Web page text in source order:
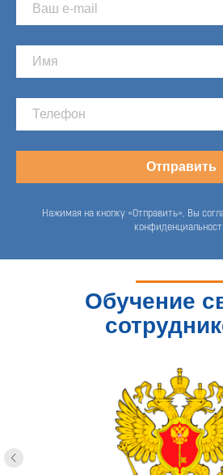
Отправить
Нажимая на кнопку «Отправить», Вы
Обучение